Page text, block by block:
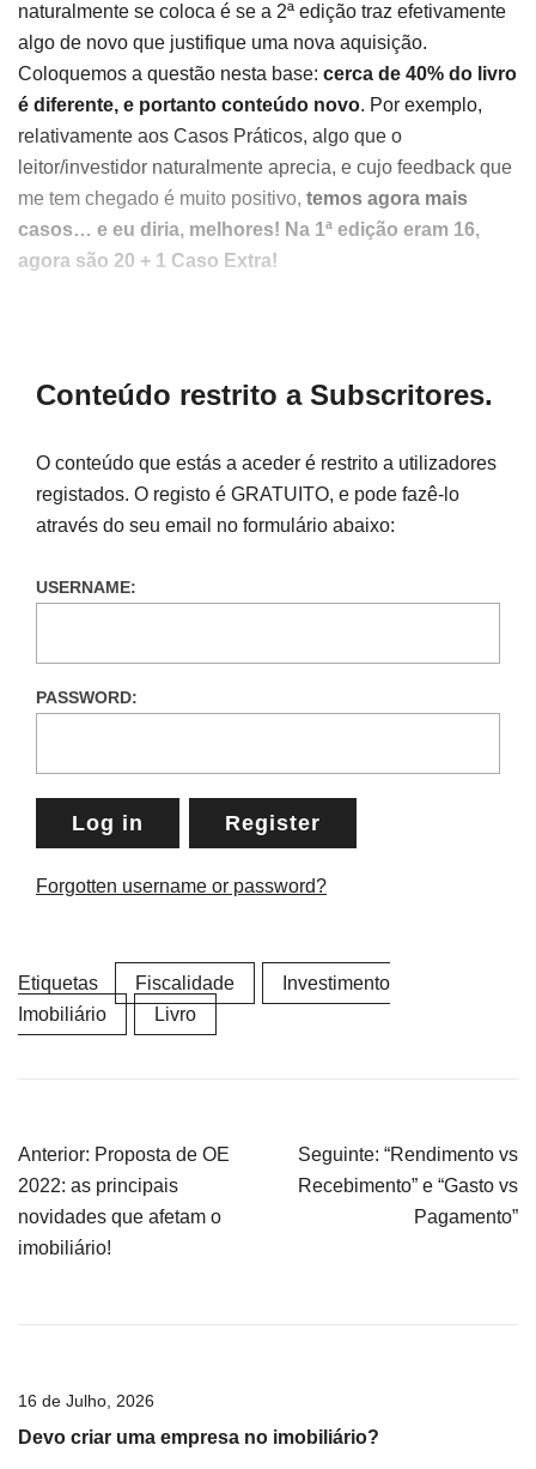
naturalmente se coloca é se a 2ª edição traz efetivamente
algo de novo que justifique uma nova aquisição.
Coloquemos a questão nesta base: cerca de 40% do livro
é diferente, e portanto conteúdo novo. Por exemplo,
relativamente aos Casos Práticos, algo que o
leitor/investidor naturalmente aprecia, e cujo feedback que
me tem chegado é muito positivo, temos agora mais
casos… e eu diria, melhores! Na 1ª edição eram 16,
agora são 20 + 1 Caso Extra!
Conteúdo restrito a Subscritores.
O conteúdo que estás a aceder é restrito a utilizadores
registados. O registo é GRATUITO, e pode fazê-lo
através do seu email no formulário abaixo:
USERNAME:
PASSWORD:
Log in Register
Forgotten username or password?
Etiquetas Fiscalidade
Investimento
Imobiliário
Livro
Navegação
de
artigos
Anterior: Proposta de OE
2022: as principais
novidades que afetam o
imobiliário!
Seguinte: “Rendimento vs
Recebimento” e “Gasto vs
Pagamento”
16 de Julho, 2026
Devo criar uma empresa no imobiliário?